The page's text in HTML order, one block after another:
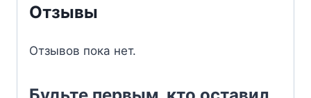
Отзывы
Отзывов пока нет.